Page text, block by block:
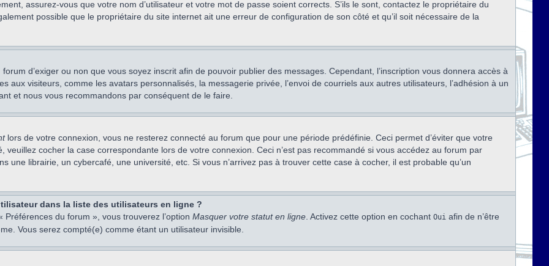
assurez-vous que votre nom d’utilisateur et votre mot de passe soient corrects. S’ils le sont, contactez le propriétaire du
possible que le propriétaire du site internet ait une erreur de configuration de son côté et qu’il soit nécessaire de la
d’exiger ou non que vous soyez inscrit afin de pouvoir publier des messages. Cependant, l’inscription vous donnera accès à
aux visiteurs, comme les avatars personnalisés, la messagerie privée, l’envoi de courriels aux autres utilisateurs, l’adhésion à un
et nous vous recommandons par conséquent de le faire.
lors de votre connexion, vous ne resterez connecté au forum que pour une période prédéfinie. Ceci permet d’éviter que votre
veuillez cocher la case correspondante lors de votre connexion. Ceci n’est pas recommandé si vous accédez au forum par
une librairie, un cybercafé, une université, etc. Si vous n’arrivez pas à trouver cette case à cocher, il est probable qu’un
dans la liste des utilisateurs en ligne ?
du forum », vous trouverez l’option Masquer votre statut en ligne . Activez cette option en cochant Oui afin de n’être
Vous serez compté(e) comme étant un utilisateur invisible.